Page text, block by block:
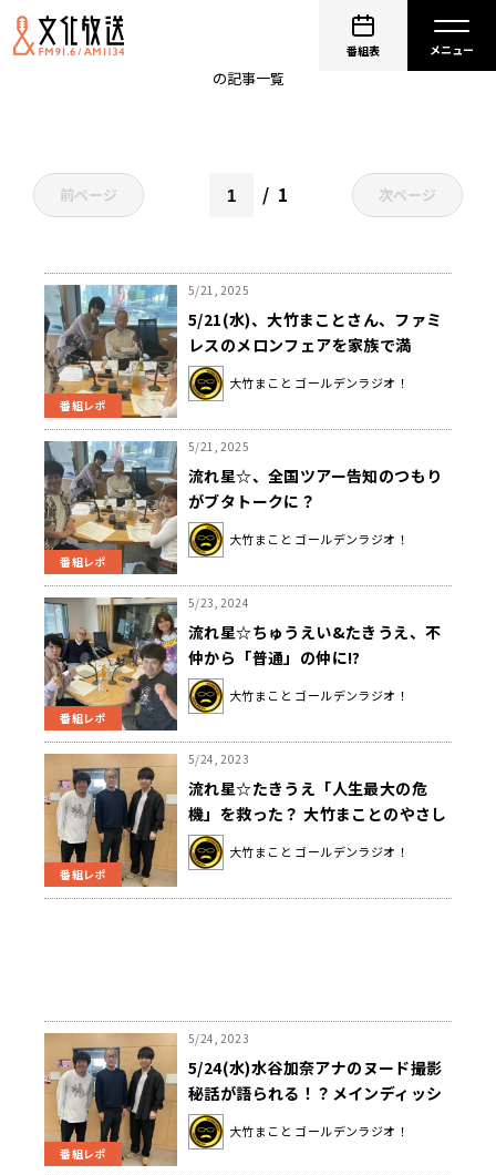
番組表
の記事一覧
前ページ 1 次ページ
番組レポ
5/21, 2025
5/21(水)、大竹まことさん、ファミ
レスのメロンフェアを家族で満
喫！？近いうちに配膳ロボは片付け
もできるようになる！？
大竹まこと ゴールデンラジオ！
番組レポ
5/21, 2025
流れ星☆、全国ツアー告知のつもり
がブタトークに？
大竹まこと ゴールデンラジオ！
番組レポ
5/23, 2024
流れ星☆ちゅうえい&たきうえ、不
仲から「普通」の仲に!?
大竹まこと ゴールデンラジオ！
番組レポ
5/24, 2023
流れ星☆たきうえ「人生最大の危
機」を救った？ 大竹まことのやさし
さとは!?
大竹まこと ゴールデンラジオ！
番組レポ
5/24, 2023
5/24(水)水谷加奈アナのヌード撮影
秘話が語られる！？メインディッシ
ュには少年ラジオ時代からのレギュ
ラー流れ星☆が登場！！
大竹まこと ゴールデンラジオ！